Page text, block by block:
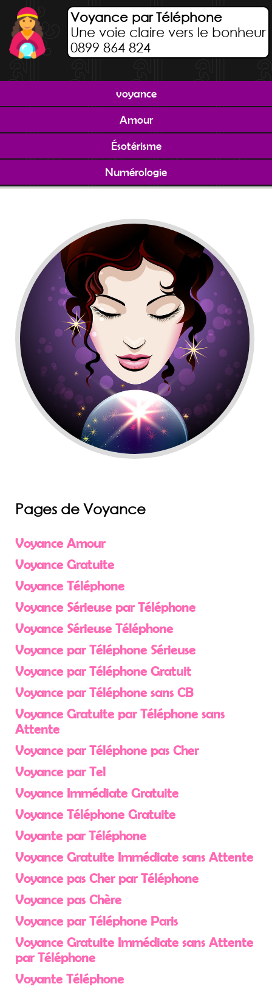
Voyance par Téléphone
Une voie claire vers le bonheur
0899 864 824
voyance
Amour
Ésotérisme
Numérologie
Pages de Voyance
Voyance Amour
Voyance Gratuite
Voyance Téléphone
Voyance Sérieuse par Téléphone
Voyance Sérieuse Téléphone
Voyance par Téléphone Sérieuse
Voyance par Téléphone Gratuit
Voyance par Téléphone sans CB
Voyance Gratuite par Téléphone sans
Attente
Voyance par Téléphone pas Cher
Voyance par Tel
Voyance Immédiate Gratuite
Voyance Téléphone Gratuite
Voyante par Téléphone
Voyance Gratuite Immédiate sans Attente
Voyance pas Cher par Téléphone
Voyance pas Chère
Voyance par Téléphone Paris
Voyance Gratuite Immédiate sans Attente
par Téléphone
Voyante Téléphone